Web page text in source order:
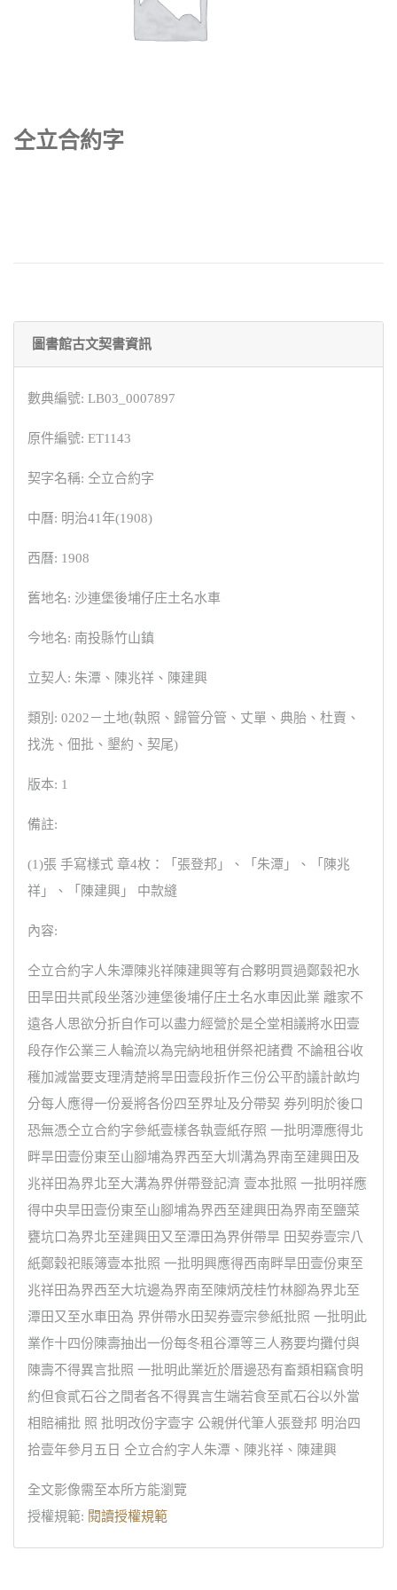
仝立合約字
圖書館古文契書資訊
數典編號: LB03_0007897
原件編號: ET1143
契字名稱: 仝立合約字
中曆: 明治41年(1908)
西曆: 1908
舊地名: 沙連堡後埔仔庄土名水車
今地名: 南投縣竹山鎮
立契人: 朱潭、陳兆祥、陳建興
類別: 0202－土地(執照、歸管分管、丈單、典胎、杜賣、
找洗、佃批、墾約、契尾)
版本: 1
備註:
(1)張 手寫樣式 章4枚：「張登邦」、「朱潭」、「陳兆
祥」、「陳建興」 中款縫
內容:
仝立合約字人朱潭陳兆祥陳建興等有合夥明買過鄭穀祀水
田旱田共貳段坐落沙連堡後埔仔庄土名水車因此業 離家不
遠各人思欲分折自作可以盡力經營於是仝堂相議將水田壹
段存作公業三人輪流以為完納地租併祭祀諸費 不論租谷收
穫加減當要支理清楚將旱田壹段折作三份公平酌議計畝均
分每人應得一份爰將各份四至界址及分帶契 券列明於後口
恐無憑仝立合約字參紙壹樣各執壹紙存照 一批明潭應得北
畔旱田壹份東至山腳埔為界西至大圳溝為界南至建興田及
兆祥田為界北至大溝為界併帶登記濟 壹本批照 一批明祥應
得中央旱田壹份東至山腳埔為界西至建興田為界南至鹽菜
甕坑口為界北至建興田又至潭田為界併帶旱 田契券壹宗八
紙鄭穀祀賬簿壹本批照 一批明興應得西南畔旱田壹份東至
兆祥田為界西至大坑邊為界南至陳炳茂桂竹林腳為界北至
潭田又至水車田為 界併帶水田契券壹宗參紙批照 一批明此
業作十四份陳壽抽出一份每冬租谷潭等三人務要均攤付與
陳壽不得異言批照 一批明此業近於厝邊恐有畜類相竊食明
約但食貳石谷之間者各不得異言生端若食至貳石谷以外當
相賠補批 照 批明改份字壹字 公親併代筆人張登邦 明治四
拾壹年參月五日 仝立合約字人朱潭、陳兆祥、陳建興
全文影像需至本所方能瀏覽
授權規範: 閱讀授權規範